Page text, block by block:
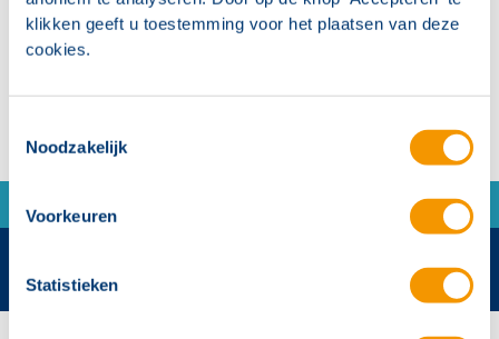
klikken geeft u toestemming voor het plaatsen van deze
cookies.
Noodzakelijk
Voorkeuren
Statistieken
manueel alarm naar zorgmedewerkers